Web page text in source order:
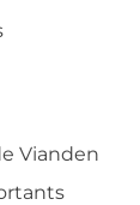
Vianden